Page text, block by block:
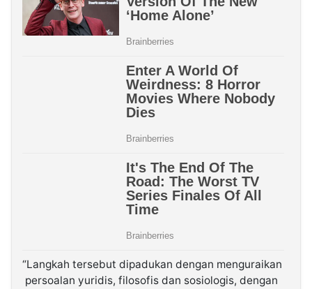
“Langkah tersebut dipadukan dengan menguraikan
persoalan yuridis, filosofis dan sosiologis, dengan